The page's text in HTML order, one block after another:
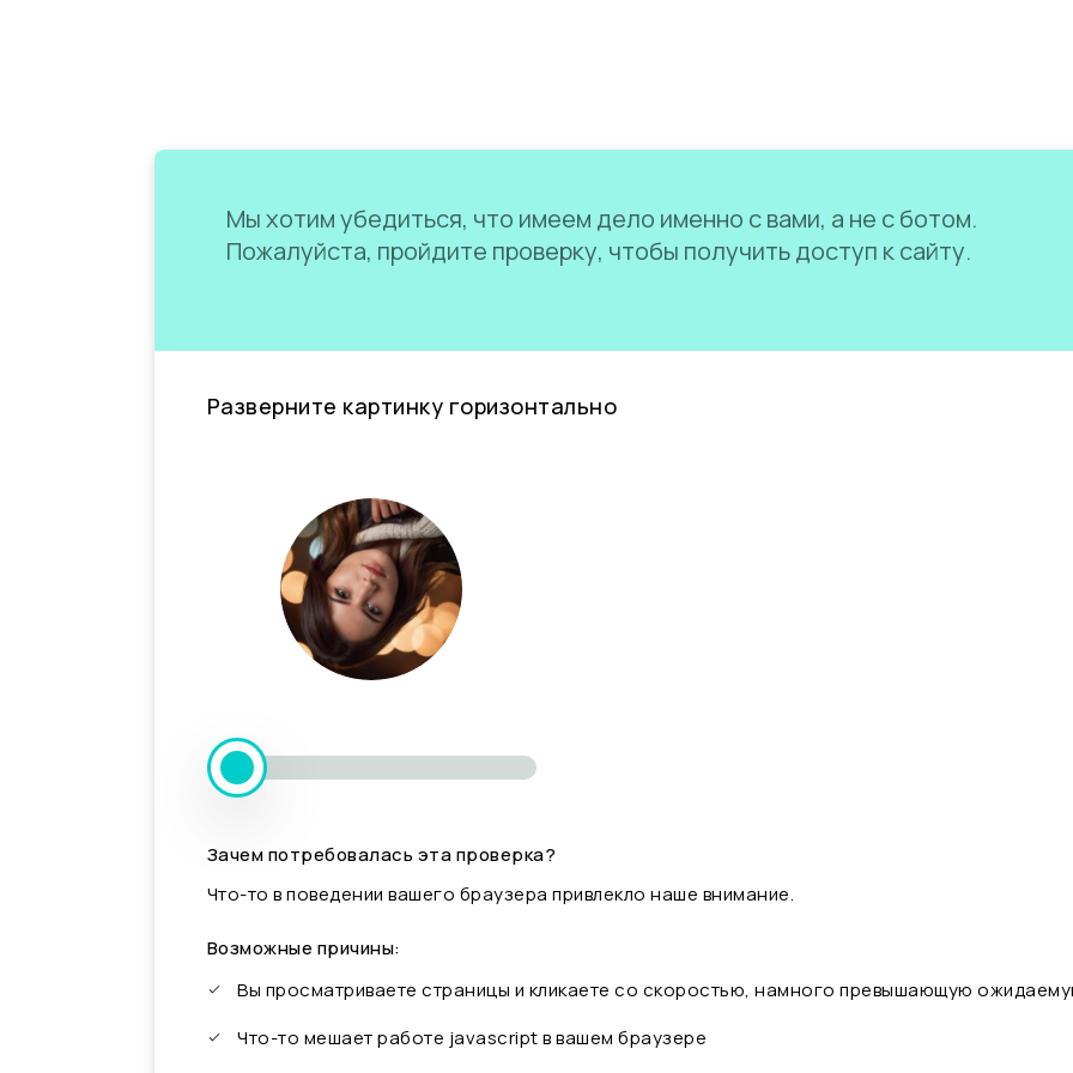
Мы хотим убедиться, что имеем дело именно с вами, а не с ботом.
Пожалуйста, пройдите проверку, чтобы получить доступ к сайту.
Разверните картинку горизонтально
Зачем потребовалась эта проверка?
Что-то в поведении вашего браузера привлекло наше внимание.
Возможные причины:
Вы просматриваете страницы и кликаете со скоростью, намного превышающую
Что-то мешает работе javascript в вашем браузере